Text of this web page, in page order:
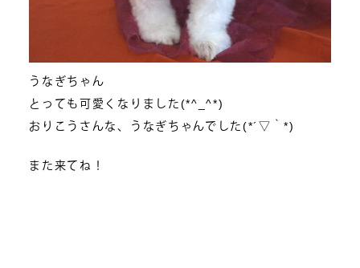
うなぎちゃん
とっても可愛くなりました(*^_^*)
おりこうさんな、うなぎちゃんでした(*´▽｀*)
また来てね！